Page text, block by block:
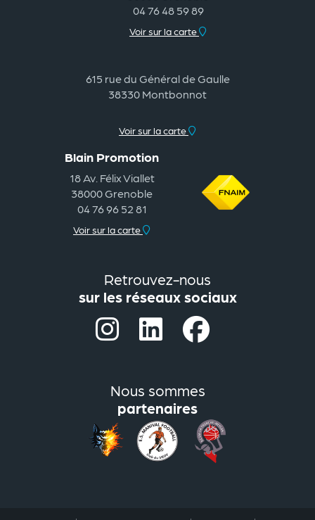
04 76 48 59 89
Voir sur la carte
615 rue du Général de Gaulle
38330 Montbonnot
Voir sur la carte
Blain Promotion
18 Av. Félix Viallet
38000 Grenoble
04 76 96 52 81
Voir sur la carte
Retrouvez-nous
sur les réseaux sociaux
Nous sommes
partenaires